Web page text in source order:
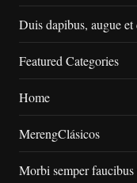
Duis dapibus, augue et
Featured Categories
Home
MerengClásicos
Morbi semper